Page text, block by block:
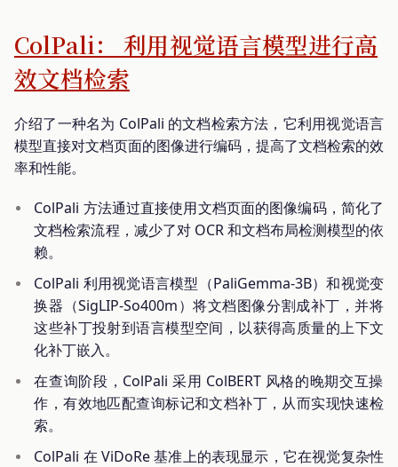
ColPali： 利用视觉语言模型进行高
效文档检索
介绍了一种名为 ColPali 的文档检索方法，它利用视觉语言
模型直接对文档页面的图像进行编码，提高了文档检索的效
率和性能。
ColPali 方法通过直接使用文档页面的图像编码，简化了
文档检索流程，减少了对 OCR 和文档布局检测模型的依
赖。
ColPali 利用视觉语言模型（PaliGemma-3B）和视觉变
换器（SigLIP-So400m）将文档图像分割成补丁，并将
这些补丁投射到语言模型空间，以获得高质量的上下文
化补丁嵌入。
在查询阶段，ColPali 采用 ColBERT 风格的晚期交互操
作，有效地匹配查询标记和文档补丁，从而实现快速检
索。
ColPali 在 ViDoRe 基准上的表现显示，它在视觉复杂性